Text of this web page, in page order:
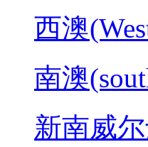
西澳
南澳
新南威尔